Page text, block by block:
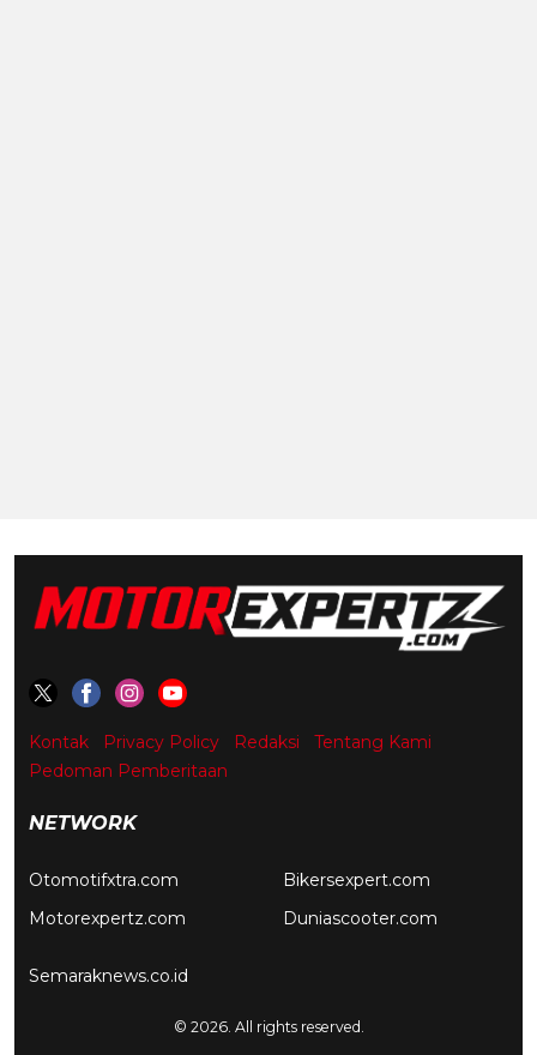
Kontak Privacy Policy Redaksi
Tentang Kami
Pedoman Pemberitaan
NETWORK
Otomotifxtra.com
Motorexpertz.com
Bikersexpert.com
Duniascooter.com
Semaraknews.co.id
© 2026. All rights reserved.